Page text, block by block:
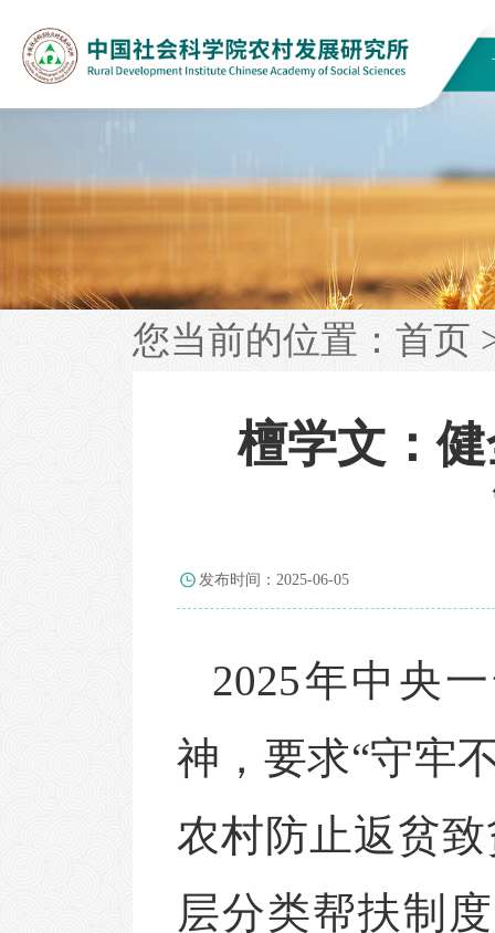
您当前的位置： 首页
檀学文：
发布时间：2025-06-05
2025年中央
神，要求“守牢
农村防止返贫
层分类帮扶制